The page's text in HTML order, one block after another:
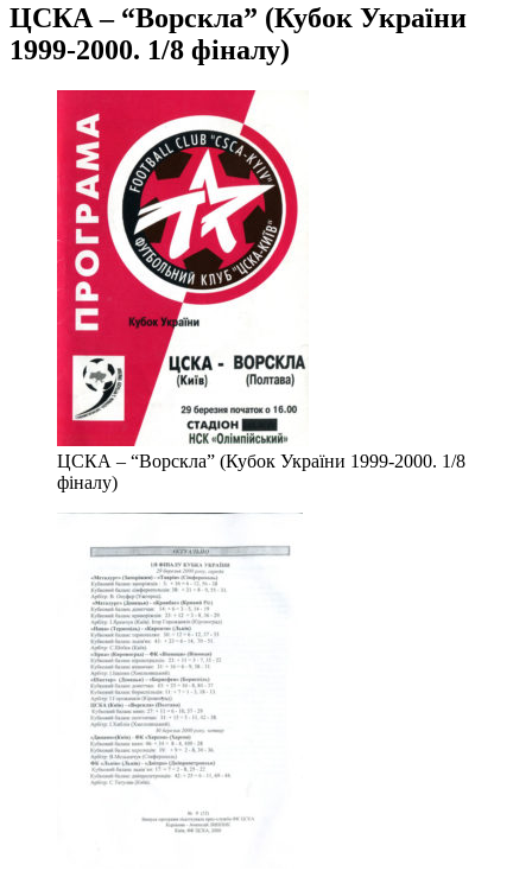
ЦСКА – “Ворскла” (Кубок України
1999-2000. 1/8 фіналу)
ЦСКА – “Ворскла” (Кубок України 1999-2000. 1/8
фіналу)